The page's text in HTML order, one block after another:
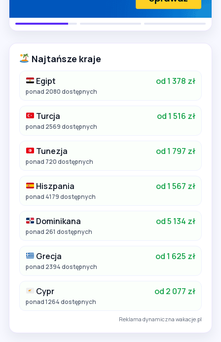
Najtańsze kraje
Egipt od 1 378 zł
ponad 2080 dostępnych
Turcja od 1 516 zł
ponad 2569 dostępnych
Tunezja od 1 797 zł
ponad 720 dostępnych
Hiszpania od 1 567 zł
ponad 4179 dostępnych
Dominikana od 5 134 zł
ponad 261 dostępnych
Grecja od 1 625 zł
ponad 2394 dostępnych
Cypr od 2 077 zł
ponad 1264 dostępnych
Reklama dynamiczna wakacje.pl